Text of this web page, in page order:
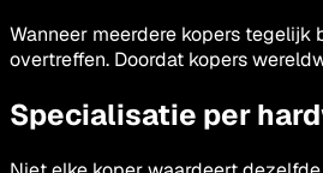
Wanneer meerdere kopers
overtreffen. Doordat kopers
Specialisatie per